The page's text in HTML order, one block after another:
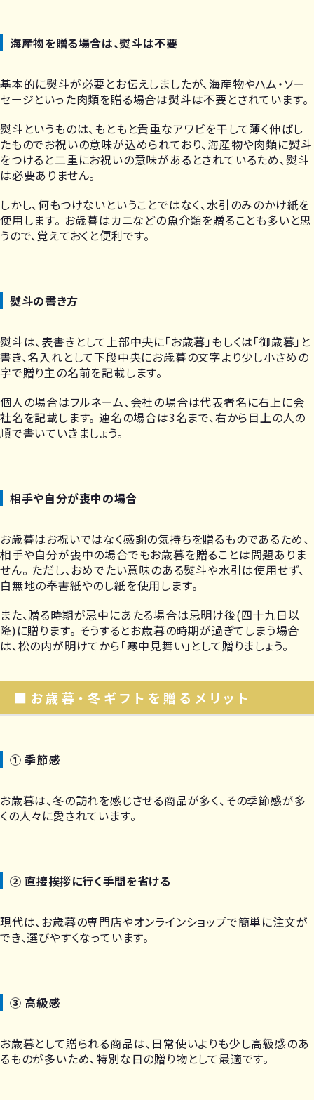
海産物を贈る場合は、熨斗は不要
基本的に熨斗が必要とお伝えしましたが、海産物やハム・ソー
セージといった肉類を贈る場合は熨斗は不要とされています。
熨斗というものは、もともと貴重なアワビを干して薄く伸ばし
たものでお祝いの意味が込められており、海産物や肉類に熨斗
をつけると二重にお祝いの意味があるとされているため、熨斗
は必要ありません。
しかし、何もつけないということではなく、水引のみのかけ紙を
使用します。 お歳暮はカニなどの魚介類を贈ることも多いと思
うので、覚えておくと便利です。
熨斗の書き方
熨斗は、表書きとして上部中央に「お歳暮」もしくは「御歳暮」と
書き、名入れとして下段中央にお歳暮の文字より少し小さめの
字で贈り主の名前を記載します。
個人の場合はフルネーム、会社の場合は代表者名に右上に会
社名を記載します。 連名の場合は3名まで、右から目上の人の
順で書いていきましょう。
相手や自分が喪中の場合
お歳暮はお祝いではなく感謝の気持ちを贈るものであるため、
相手や自分が喪中の場合でもお歳暮を贈ることは問題ありま
せん。 ただし、おめでたい意味のある熨斗や水引は使用せず、
白無地の奉書紙やのし紙を使用します。
また、贈る時期が忌中にあたる場合は忌明け後(四十九日以
降)に贈ります。 そうするとお歳暮の時期が過ぎてしまう場合
は、松の内が明けてから「寒中見舞い」として贈りましょう。
■お歳暮・冬ギフトを贈るメリット
① 季節感
お歳暮は、冬の訪れを感じさせる商品が多く、その季節感が多
くの人々に愛されています。
② 直接挨拶に行く手間を省ける
現代は、お歳暮の専門店やオンラインショップで簡単に注文が
でき、選びやすくなっています。
③ 高級感
お歳暮として贈られる商品は、日常使いよりも少し高級感のあ
るものが多いため、特別な日の贈り物として最適です。